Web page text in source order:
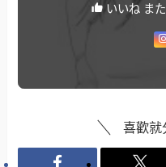
いいね ま
喜歡就